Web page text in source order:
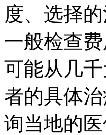
度、选择
一般检查
可能从几
者的具体
询当地的